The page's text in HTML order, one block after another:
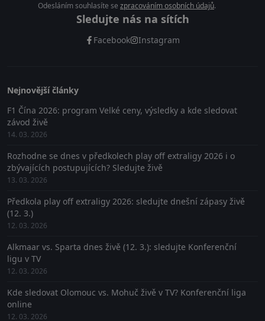
Odesláním souhlasíte se zpracováním osobních údajů.
Sledujte nás na sítích
Facebook Instagram
Nejnovější články
F1 Čína 2026: program Velké ceny, výsledky a kde sledovat
závod živě
14. 03. 2026
Rozhodne se dnes v předkolech play off extraligy 2026 i o
zbývajících postupujících? Sledujte živě
13. 03. 2026
Předkola play off extraligy 2026: sledujte dnešní zápasy živě
(12. 3.)
12. 03. 2026
Alkmaar vs. Sparta dnes živě (12. 3.): sledujte Konferenční
ligu v TV
12. 03. 2026
Kde sledovat Olomouc vs. Mohuč živě v TV? Konferenční liga
online
12. 03. 2026